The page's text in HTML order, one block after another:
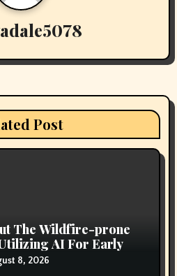
Post
The Wildfire-prone
AI For Early
8, 2026